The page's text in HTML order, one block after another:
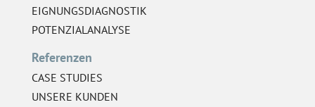
EIGNUNGSDIAGNOSTIK
POTENZIALANALYSE
Referenzen
CASE STUDIES
UNSERE KUNDEN